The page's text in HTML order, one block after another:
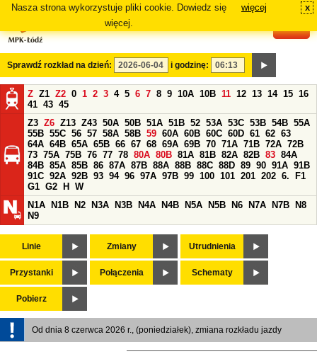
Nasza strona wykorzystuje pliki cookie. Dowiedz się
więcej.
więcej x
Sprawdź rozkład na dzień: i godzinę:
Z Z1 Z2 0 1 2 3 4 5 6 7 8 9 10A 10B 11 12 13 14 15 16
41 43 45
Z3 Z6 Z13 Z43 50A 50B 51A 51B 52 53A 53C 53B 54B 55A
55B 55C 56 57 58A 58B 59 60A 60B 60C 60D 61 62 63
64A 64B 65A 65B 66 67 68 69A 69B 70 71A 71B 72A 72B
73 75A 75B 76 77 78 80A 80B 81A 81B 82A 82B 83 84A
84B 85A 85B 86 87A 87B 88A 88B 88C 88D 89 90 91A 91B
91C 92A 92B 93 94 96 97A 97B 99 100 101 201 202 6.
F1
G1 G2 H
W
N1A
N1B N2 N3A N3B N4A N4B N5A N5B N6 N7A N7B
N8
N9
Linie Zmiany Utrudnienia
Przystanki Połączenia Schematy
Pobierz
Od dnia 8 czerwca 2026 r., (poniedziałek), zmiana rozkładu jazdy